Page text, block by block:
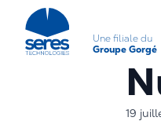
Une filiale du
Groupe Gorgé
19